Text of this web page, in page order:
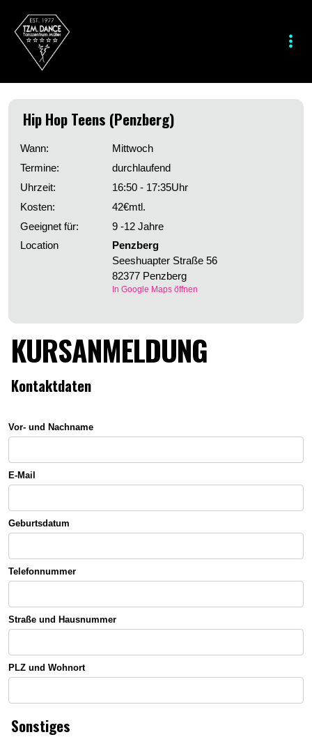
KURSANMELDUNG
Kontaktdaten
Vor- und Nachname
E-Mail
Geburtsdatum
Telefonnummer
Straße und Hausnummer
PLZ und Wohnort
Sonstiges
Hip Hop Teens (Penzberg)
Wann:
Mittwoch
Termine:
durchlaufend
Uhrzeit:
16:50 - 17:35Uhr
Kosten:
42€mtl.
Geeignet für:
9 -12 Jahre
Location
Penzberg
Seeshuapter Straße 56
82377 Penzberg
In Google Maps öffnen